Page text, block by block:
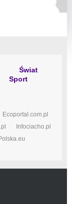
Świat
Sport
Ecoportal.com.pl
Infociacho.pl